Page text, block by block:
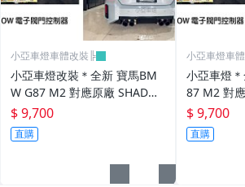
小亞車燈車體改裝╠
小亞車燈改裝＊全新 寶馬BM
W G87 M2 對應原廠 SHADO
W 電子閥門控制器
$ 9,700
直購
小亞車燈車
小亞車燈
87 M2 對
子閥門控制
$ 9,700
直購